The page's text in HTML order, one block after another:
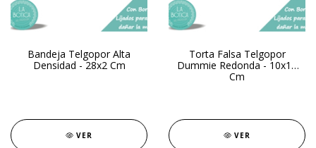
Bandeja Telgopor Alta
Densidad - 28x2 Cm
VER
Torta Falsa Telgopor
Dummie Redonda - 10x13
Cm
VER